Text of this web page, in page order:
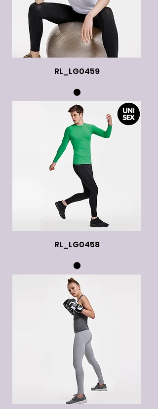
RL_LG0459
RL_LG0458